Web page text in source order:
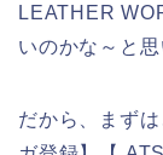
LEATHER
いのかな～と思
だから、まず